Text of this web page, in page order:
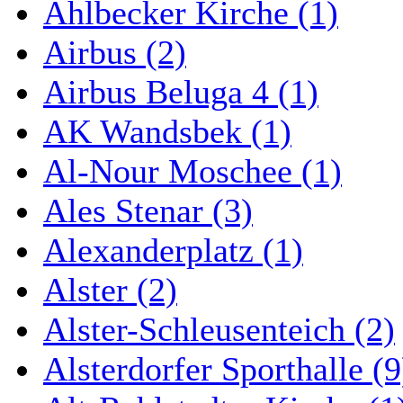
Ahlbecker Kirche (1)
Airbus (2)
Airbus Beluga 4 (1)
AK Wandsbek (1)
Al-Nour Moschee (1)
Ales Stenar (3)
Alexanderplatz (1)
Alster (2)
Alster-Schleusenteich (2)
Alsterdorfer Sporthalle